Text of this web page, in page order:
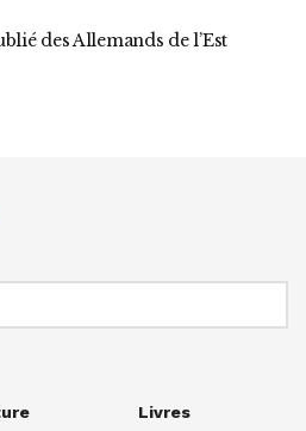
des Allemands de l’Est
Livres